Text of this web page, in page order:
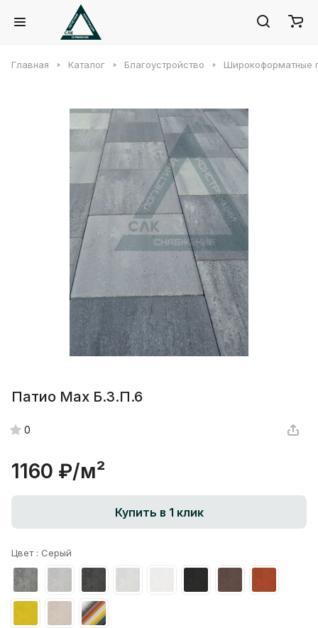
Главная Каталог Благоустройство Широкоформатные
Патио Max Б.3.П.6
0
1160 ₽/м²
Купить в 1 клик
Цвет : Серый